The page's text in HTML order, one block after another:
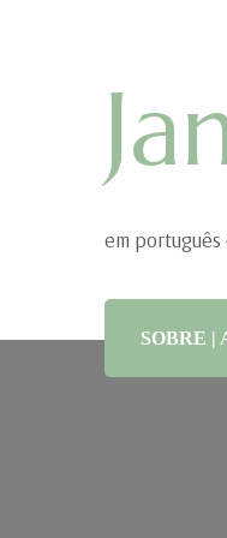
em português
SOBRE |